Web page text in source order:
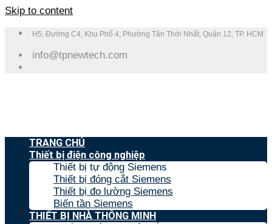
Skip to content
H5, Đường C4, Khu Phố 4, Phường Tân Thới Nhất, Quận 12, TP. HCM
info@tpnewtech.com
TRANG CHỦ
Thiết bị điện công nghiệp
Thiết bị tự động Siemens
Thiết bị đóng cắt Siemens
Thiết bị đo lường Siemens
Biến tần Siemens
THIẾT BỊ NHÀ THÔNG MINH